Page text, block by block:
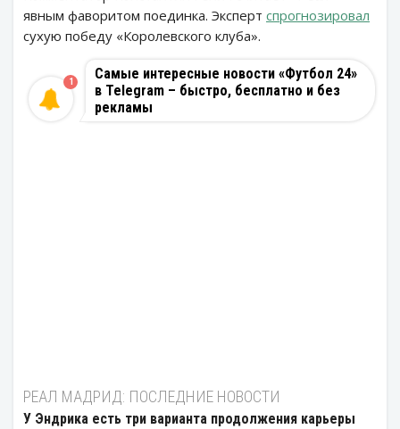
явным фаворитом поединка. Эксперт спрогнозировал
сухую победу «Королевского клуба».
Самые интересные новости «Футбол 24»
в Telegram – быстро, бесплатно и без
рекламы
1
РЕАЛ МАДРИД: ПОСЛЕДНИЕ НОВОСТИ
У Эндрика есть три варианта продолжения карьеры